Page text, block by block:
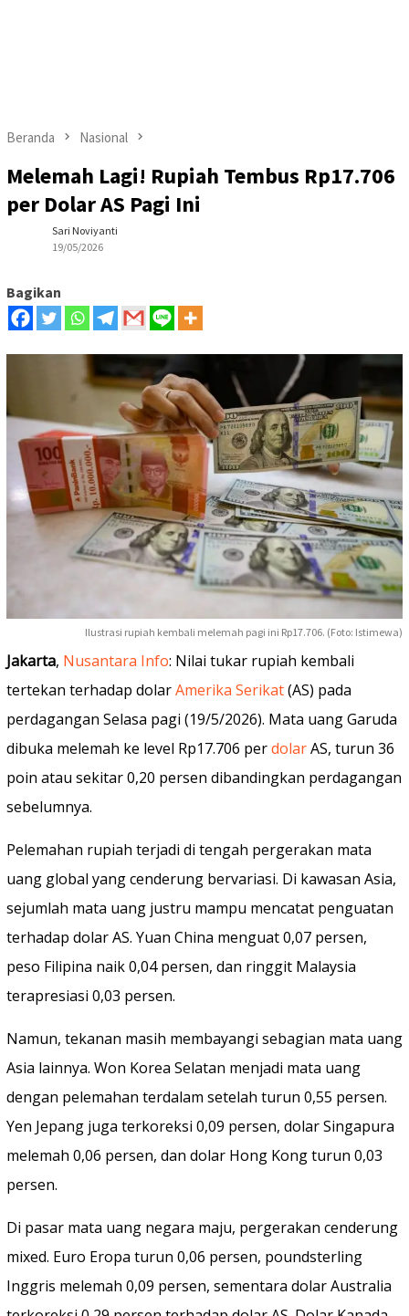
Beranda Nasional
Melemah Lagi! Rupiah Tembus Rp17.706
per Dolar AS Pagi Ini
Sari Noviyanti
19/05/2026
Bagikan
Ilustrasi rupiah kembali melemah pagi ini Rp17.706. (Foto: Istimewa)
Jakarta, Nusantara Info: Nilai tukar rupiah kembali
tertekan terhadap dolarAmerika Serikat(AS) pada
perdagangan Selasa pagi (19/5/2026). Mata uang Garuda
dibuka melemah ke level Rp17.706 perdolarAS, turun 36
poin atau sekitar 0,20 persen dibandingkan perdagangan
sebelumnya.
Pelemahan rupiah terjadi di tengah pergerakan mata
uang global yang cenderung bervariasi. Di kawasan Asia,
sejumlah mata uang justru mampu mencatat penguatan
terhadap dolar AS. Yuan China menguat 0,07 persen,
peso Filipina naik 0,04 persen, dan ringgit Malaysia
terapresiasi 0,03 persen.
Namun, tekanan masih membayangi sebagian mata uang
Asia lainnya. Won Korea Selatan menjadi mata uang
dengan pelemahan terdalam setelah turun 0,55 persen.
Yen Jepang juga terkoreksi 0,09 persen, dolar Singapura
melemah 0,06 persen, dan dolar Hong Kong turun 0,03
persen.
Di pasar mata uang negara maju, pergerakan cenderung
mixed. Euro Eropa turun 0,06 persen, poundsterling
Inggris melemah 0,09 persen, sementara dolar Australia